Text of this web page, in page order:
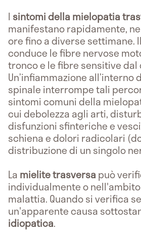
I sintomi della mielopatia
manifestano rapidamente,
ore fino a diverse settimane.
conduce le fibre nervose
tronco e le fibre sensitive dal
Un’infiammazione all’interno
spinale interrompe tali
sintomi comuni della
cui debolezza agli arti,
disfunzioni sfinteriche e
schiena e dolori radicolari
distribuzione di un singolo
La mielite trasversa può
individualmente o nell'ambito
malattia. Quando si verifica
un'apparente causa
idiopatica.